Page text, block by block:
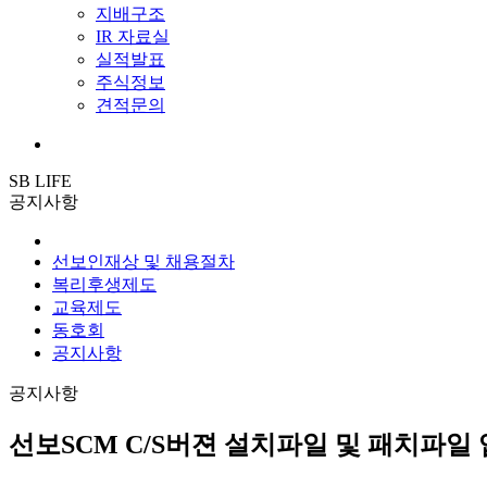
지배구조
IR 자료실
실적발표
주식정보
견적문의
SB LIFE
공지사항
선보인재상 및 채용절차
복리후생제도
교육제도
동호회
공지사항
공지사항
선보SCM C/S버젼 설치파일 및 패치파일